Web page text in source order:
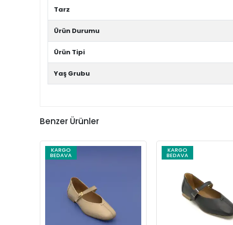
Tarz
Ürün Durumu
Ürün Tipi
Yaş Grubu
Benzer Ürünler
KARGO
BEDAVA
KARGO
BEDAVA